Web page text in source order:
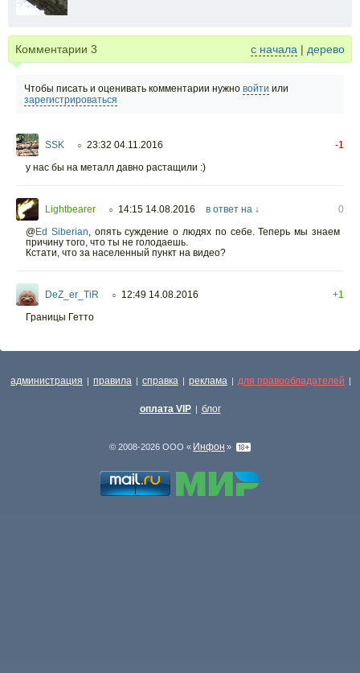
Комментарии 3 с начала | дерево
Чтобы писать и оценивать комментарии нужно войти или
зарегистрироваться
SSK ○ 23:32 04.11.2016
-1
у нас бы на металл давно растащили :)
Lightbearer ○ 14:15 14.08.2016 в ответ на ↓
0
@Ed Siberian, опять суждение о людях по себе. Теперь мы знаем
причину того, что ты не голодаешь.
Кстати, что за населенный пункт на видео?
DeZ_er_TiR ○ 12:49 14.08.2016
+1
Границы Гетто
администрация | правила | справка | реклама | для правообладателей |
оплата VIP | блог
© 2008-2026 ООО « Инфон »